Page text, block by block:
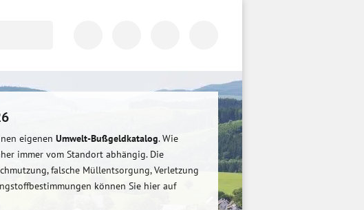
eigenen Umwelt-Bußgeldkatalog. Wie
immer vom Standort abhängig. Die
falsche Müllentsorgung, Verletzung
können Sie hier auf